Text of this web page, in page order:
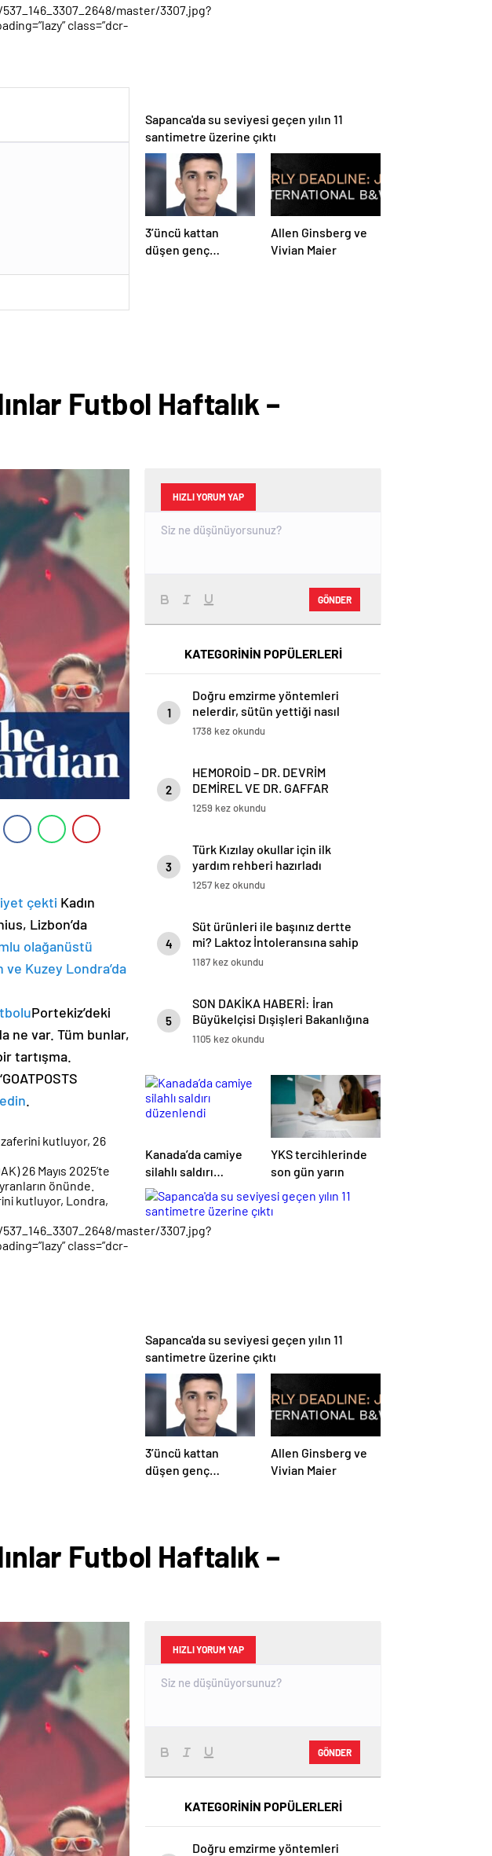
master/3307.jpg?
class=”dcr-
Sapanca'da su seviyesi geçen yılın 11
santimetre üzerine çıktı
3’üncü kattan
düşen genç
Allen Ginsberg ve
Vivian Maier
Futbol Haftalık –
çekti Kadın
Lizbon’da
olağanüstü
ve Kuzey Londra’da
Portekiz’deki
ne var. Tüm bunlar,
tartışma.
.
zaferini kutluyor, 26
26 Mayıs 2025’te
önünde.
kutluyor, Londra,
master/3307.jpg?
class=”dcr-
HIZLI YORUM YAP
GÖNDER
KATEGORİNİN POPÜLERLERİ
1
Doğru emzirme yöntemleri
nelerdir, sütün yettiği nasıl
anlaşılır?
1738 kez okundu
2
HEMOROİD – DR. DEVRİM
DEMİREL VE DR. GAFFAR
KARADOĞAN
1259 kez okundu
3
Türk Kızılay okullar için ilk
yardım rehberi hazırladı
1257 kez okundu
4
Süt ürünleri ile başınız dertte
mi? Laktoz İntoleransına sahip
olabilirsiniz!
1187 kez okundu
5
SON DAKİKA HABERİ: İran
Büyükelçisi Dışişleri Bakanlığına
çağrıldı – CNN TÜRK Son
1105 kez okundu
Kanada’da camiye
silahlı saldırı
düzenlendi
YKS tercihlerinde
son gün yarın
Sapanca'da su seviyesi geçen yılın 11
santimetre üzerine çıktı
3’üncü kattan
düşen genç
Allen Ginsberg ve
Vivian Maier
Futbol Haftalık –
HIZLI YORUM YAP
GÖNDER
KATEGORİNİN POPÜLERLERİ
Doğru emzirme yöntemleri